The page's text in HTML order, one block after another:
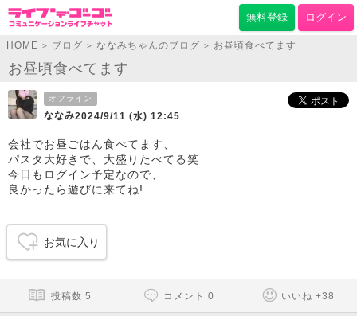
無料登録 ログイン
HOME > ブログ > ななみちゃんのブログ > お昼頃食べてます
お昼頃食べてます
オフライン
ななみ2024/9/11 (水) 12:45
会社でお昼ごはん食べてます、
パスタ大好きで、大盛りたべてる笑
今日もログイン予定なので、
良かったら遊びに来てね!
お気に入り
投稿数 5 コメント 0 いいね +38